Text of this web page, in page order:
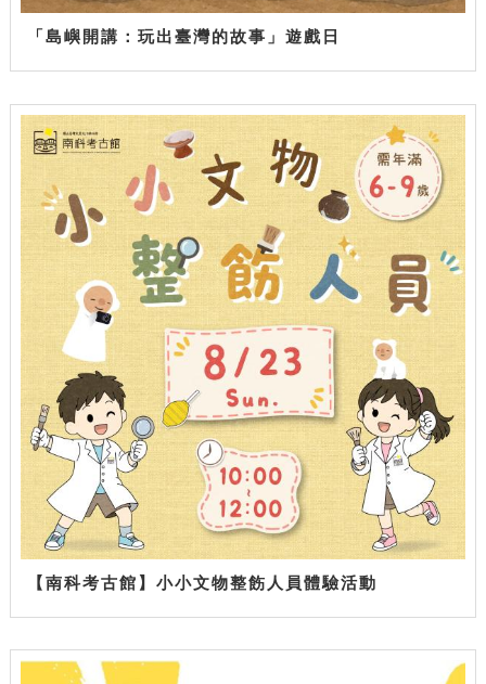
「島嶼開講：玩出臺灣的故事」遊戲日
【南科考古館】小小文物整飭人員體驗活動